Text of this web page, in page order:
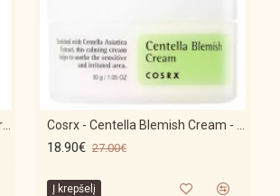
18.90€ 27.00€
Į krepšelį